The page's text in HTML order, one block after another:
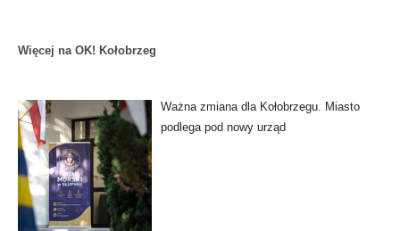
Więcej na OK! Kołobrzeg
Ważna zmiana dla Kołobrzegu. Miasto
podlega pod nowy urząd